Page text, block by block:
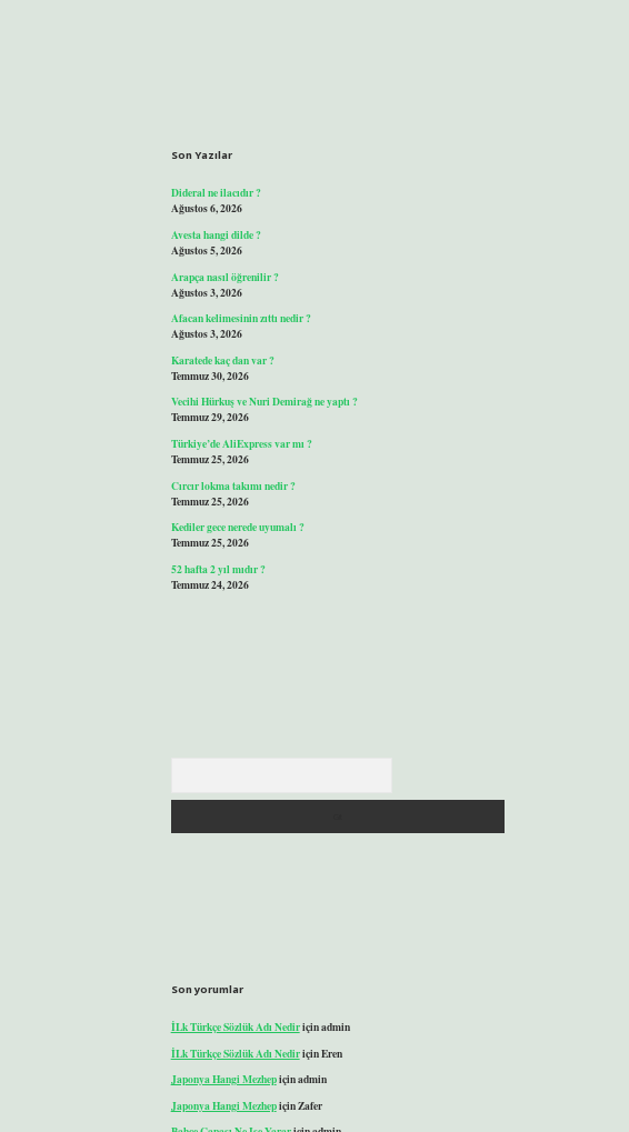
Son Yazılar
Dideral ne ilacıdır ?
Ağustos 6, 2026
Avesta hangi dilde ?
Ağustos 5, 2026
Arapça nasıl öğrenilir ?
Ağustos 3, 2026
Afacan kelimesinin zıttı nedir ?
Ağustos 3, 2026
Karatede kaç dan var ?
Temmuz 30, 2026
Vecihi Hürkuş ve Nuri Demirağ ne yaptı ?
Temmuz 29, 2026
Türkiye’de AliExpress var mı ?
Temmuz 25, 2026
Cırcır lokma takımı nedir ?
Temmuz 25, 2026
Kediler gece nerede uyumalı ?
Temmuz 25, 2026
52 hafta 2 yıl mıdır ?
Temmuz 24, 2026
Son yorumlar
İLk Türkçe Sözlük Adı Nediriçinadmin
İLk Türkçe Sözlük Adı NediriçinEren
Japonya Hangi Mezhepiçinadmin
Japonya Hangi MezhepiçinZafer